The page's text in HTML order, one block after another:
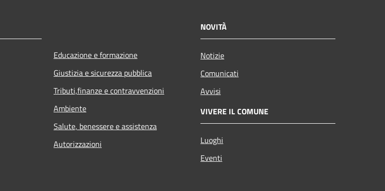
Educazione e formazione
Giustizia e sicurezza pubblica
Tributi,finanze e contravvenzioni
Ambiente
Salute, benessere e assistenza
Autorizzazioni
NOVITÀ
Notizie
Comunicati
Avvisi
VIVERE IL COMUNE
Luoghi
Eventi